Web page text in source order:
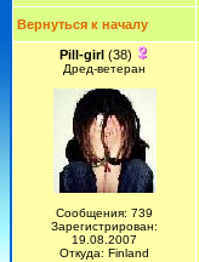
Вернуться к началу
Pill-girl (38)
Дред-ветеран
Сообщения: 739
Зарегистрирован:
19.08.2007
Откуда: Finland